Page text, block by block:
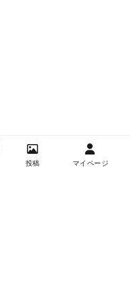
投稿 マイページ